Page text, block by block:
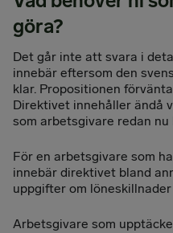
göra?
Det går inte att svara i
innebär eftersom den
klar. Propositionen
Direktivet innehåller ändå
som arbetsgivare redan
För en arbetsgivare som
innebär direktivet bland
uppgifter om
Arbetsgivare som